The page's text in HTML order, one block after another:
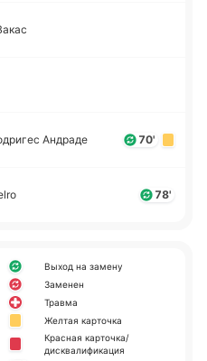
Андра­де 70'
78'
Выход на замену
Заменен
Травма
Желтая карточка
Красная карточка/
дисквалификация